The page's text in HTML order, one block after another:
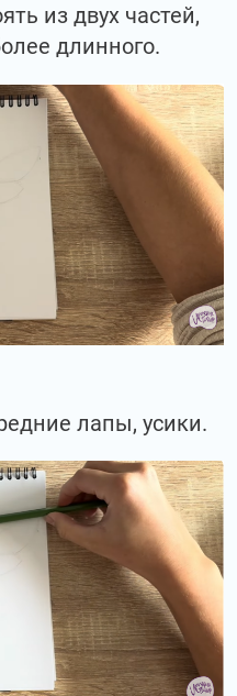
из двух частей,
длинного.
лапы, усики.